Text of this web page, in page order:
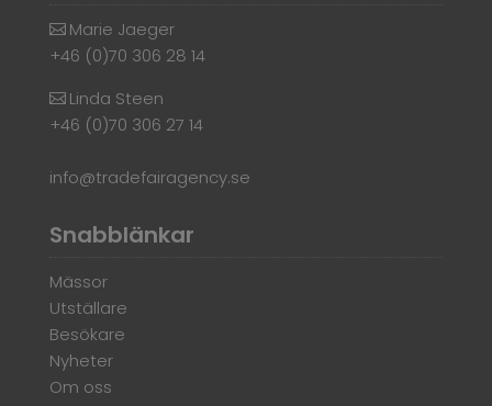
Marie Jaeger
+46 (0)70 306 28 14
Linda Steen
+46 (0)70 306 27 14
info@tradefairagency.se
Snabblänkar
Mässor
Utställare
Besökare
Nyheter
Om oss